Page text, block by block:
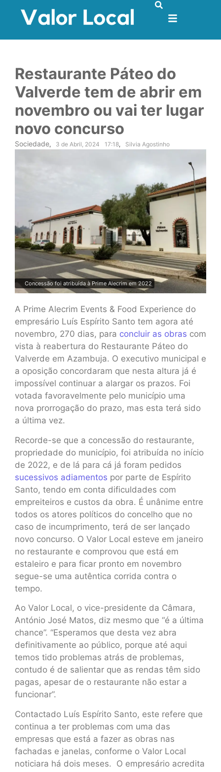
Restaurante Páteo do
Valverde tem de abrir em
novembro ou vai ter lugar
novo concurso
Sociedade, 3 de Abril, 2024 17:18, Silvia Agostinho
Concessão foi atribuída à Prime Alecrim em 2022
A Prime Alecrim Events & Food Experience do
empresário Luís Espírito Santo tem agora até
novembro, 270 dias, para concluir as obras com
vista à reabertura do Restaurante Páteo do
Valverde em Azambuja. O executivo municipal e
a oposição concordaram que nesta altura já é
impossível continuar a alargar os prazos. Foi
votada favoravelmente pelo município uma
nova prorrogação do prazo, mas esta terá sido
a última vez.
Recorde-se que a concessão do restaurante,
propriedade do município, foi atribuída no início
de 2022, e de lá para cá já foram pedidos
sucessivos adiamentos por parte de Espírito
Santo, tendo em conta dificuldades com
empreiteiros e custos da obra. É unânime entre
todos os atores políticos do concelho que no
caso de incumprimento, terá de ser lançado
novo concurso. O Valor Local esteve em janeiro
no restaurante e comprovou que está em
estaleiro e para ficar pronto em novembro
segue-se uma autêntica corrida contra o
tempo.
Ao Valor Local, o vice-presidente da Câmara,
António José Matos, diz mesmo que “é a última
chance”. “Esperamos que desta vez abra
definitivamente ao público, porque até aqui
temos tido problemas atrás de problemas,
contudo é de salientar que as rendas têm sido
pagas, apesar de o restaurante não estar a
funcionar”.
Contactado Luís Espírito Santo, este refere que
continua a ter problemas com uma das
empresas que está a fazer as obras nas
fachadas e janelas, conforme o Valor Local
noticiara há dois meses. O empresário acredita